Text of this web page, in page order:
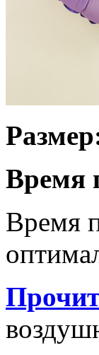
Время
Время